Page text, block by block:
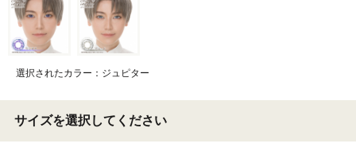
選択されたカラー：ジュピター
サイズを選択してください